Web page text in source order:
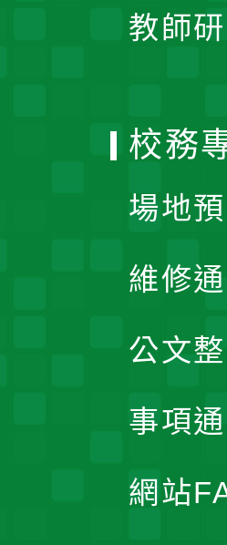
教師
校務
場地
維修
公文
事項
網站